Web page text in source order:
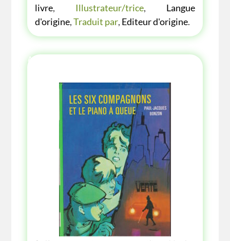
livre, Illustrateur/trice, Langue
d'origine,Traduit par, Editeur d'origine.
AUTRES ANNÉE AUTRES COUVERTURES